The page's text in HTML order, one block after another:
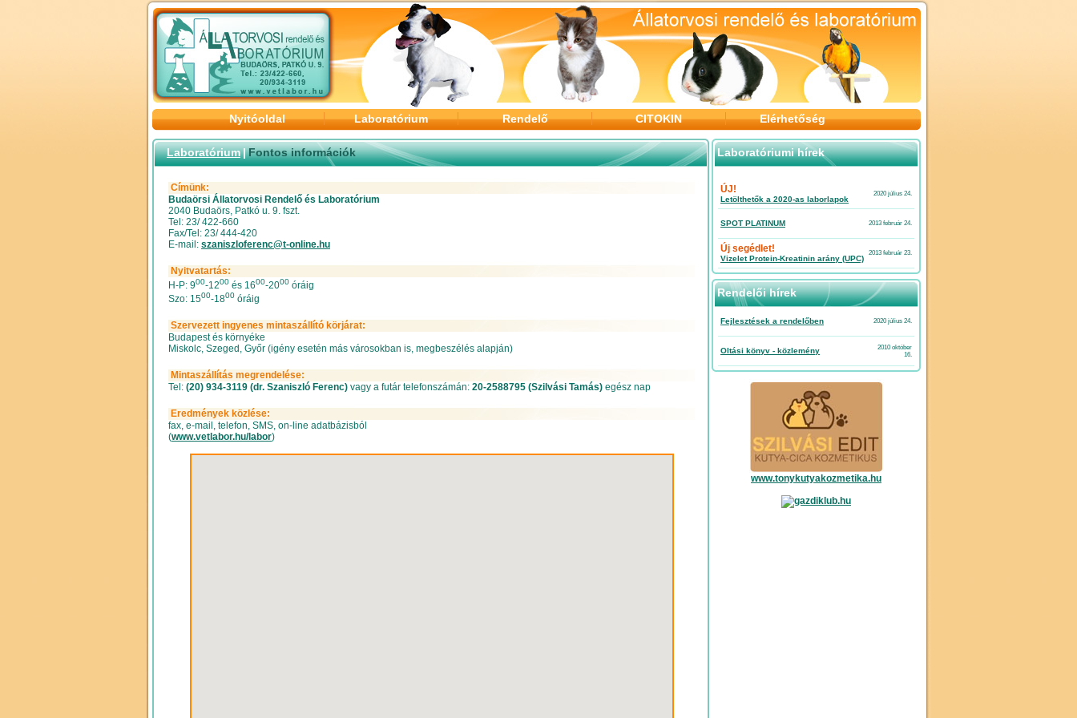
Nyitóoldal Laboratórium Rendelő CITOKIN Elérhetőség
Laboratórium|Fontos információk
Címünk:
Budaörsi Állatorvosi Rendelő és Laboratórium
2040 Budaörs, Patkó u. 9. fszt.
Tel: 23/ 422-660
Fax/Tel: 23/ 444-420
E-mail: szaniszloferenc@t-online.hu
Nyitvatartás:
H-P: 900-1200 és 1600-2000 óráig
Szo: 1500-1800 óráig
Szervezett ingyenes mintaszállító körjárat:
Budapest és környéke
Miskolc, Szeged, Győr (igény esetén más városokban is, megbeszélés alapján)
Mintaszállítás megrendelése:
Tel: (20) 934-3119 (dr. Szaniszló Ferenc) vagy a futár telefonszámán: 20-2588795 (Szilvási Tamás) egész nap
Eredmények közlése:
fax, e-mail, telefon, SMS, on-line adatbázisból
(www.vetlabor.hu/labor)
Laboratóriumi hírek
ÚJ!
Letölthetők a 2020-as laborlapok
2020 július 24.
SPOT PLATINUM 2013 február 24.
Új segédlet!
Vizelet Protein-Kreatinin arány (UPC)
2013 február 23.
Rendelői hírek
Fejlesztések a rendelőben 2020 július 24.
Oltási könyv - közlemény
2010 október
16.
www.tonykutyakozmetika.hu